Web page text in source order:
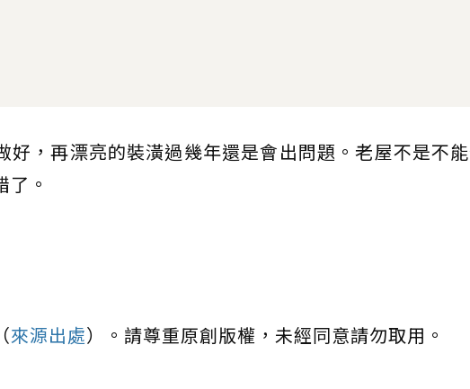
好，再漂亮的裝潢過幾年還是會出問題。老屋不是不
。
來源出處）。請尊重原創版權，未經同意請勿取用。